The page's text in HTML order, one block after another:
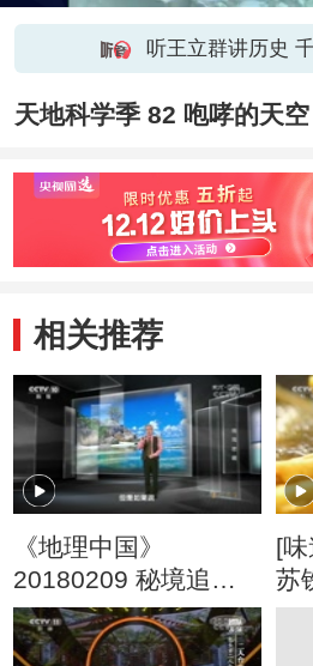
听王立群讲历史
天地科学季 82 咆哮的天空
相关推荐
《地理中国》
20180209 秘境追踪·
南海密藏
[
苏
些